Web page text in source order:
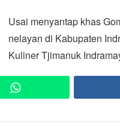
Usai menyantap khas
nelayan di Kabupaten
Kuliner Tjimanuk